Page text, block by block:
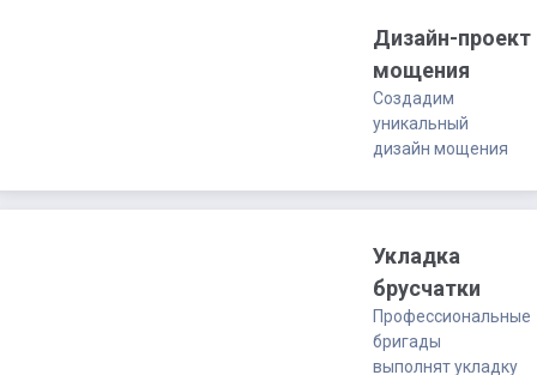
Дизайн-проект
мощения
Создадим
уникальный
дизайн мощения
Укладка
брусчатки
Профессиональные
бригады
выполнят укладку